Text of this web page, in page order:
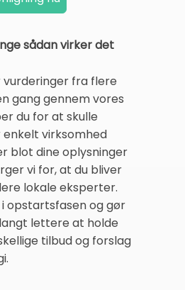
sådan virker det
vurderinger fra flere
gang gennem vores
du for at skulle
virksomhed
blot dine oplysninger
vi for, at du bliver
lokale eksperter.
opstartsfasen og gør
lettere at holde
tilbud og forslag